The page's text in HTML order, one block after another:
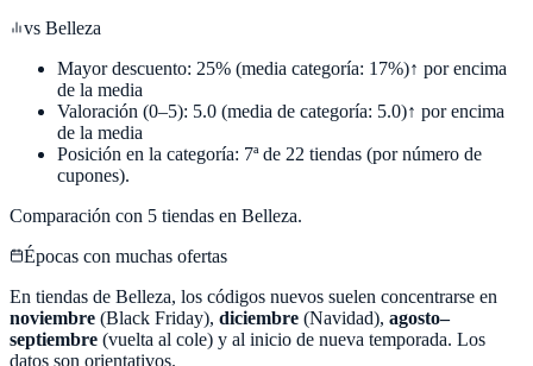
vs Belleza
Mayor descuento: 25% (media categoría: 17%)↑ por encima
de la media
Valoración (0–5): 5.0 (media de categoría: 5.0)↑ por encima
de la media
Posición en la categoría: 7ª de 22 tiendas (por número de
cupones).
Comparación con 5 tiendas en Belleza.
Épocas con muchas ofertas
En tiendas de Belleza, los códigos nuevos suelen concentrarse en
noviembre (Black Friday), diciembre (Navidad), agosto–
septiembre (vuelta al cole) y al inicio de nueva temporada. Los
datos son orientativos.